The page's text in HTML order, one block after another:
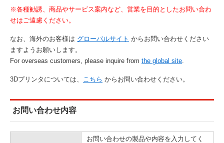
※各種勧誘、商品やサービス案内など、営業を目的としたお問い合わ
せはご遠慮ください。
なお、海外のお客様は グローバルサイト からお問い合わせください
ますようお願いします。
For overseas customers, please inquire from the global site.
3Dプリンタについては、 こちら からお問い合わせください。
お問い合わせ内容
お問い合わせの製品や内容を入力してく